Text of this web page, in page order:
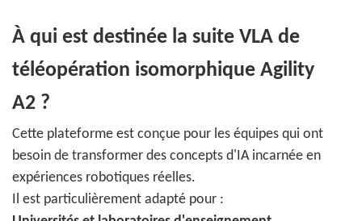
À qui est destinée la suite VLA de
téléopération isomorphique Agility
A2 ?
Cette plateforme est conçue pour les équipes qui ont
besoin de transformer des concepts d'IA incarnée en
expériences robotiques réelles.
Il est particulièrement adapté pour :